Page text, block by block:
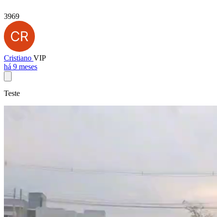
3969
Cristiano VIP
há 9 meses
Teste